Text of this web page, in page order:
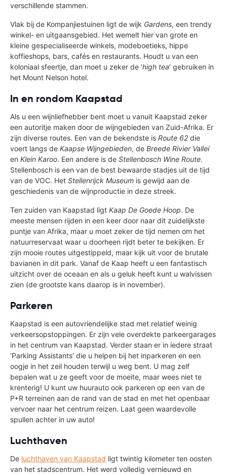
verschillende stammen.
Vlak bij de Kompanjiestuinen ligt de wijk Gardens, een trendy
winkel- en uitgaansgebied. Het wemelt hier van grote en
kleine gespecialiseerde winkels, modeboetieks, hippe
koffieshops, bars, cafés en restaurants. Houdt u van een
koloniaal sfeertje, dan moet u zeker de ‘high tea’ gebruiken in
het Mount Nelson hotel.
In en rondom Kaapstad
Als u een wijnliefhebber bent moet u vanuit Kaapstad zeker
een autoritje maken door de wijngebieden van Zuid-Afrika. Er
zijn diverse routes. Een van de bekendste is Route 62 die
voert langs de Kaapse Wijngebieden, de Breede Rivier Vallei
en Klein Karoo. Een andere is de Stellenbosch Wine Route.
Stellenbosch is een van de best bewaarde stadjes uit de tijd
van de VOC. Het Stellenrijck Museum is gewijd aan de
geschiedenis van de wijnproductie in deze streek.
Ten zuiden van Kaapstad ligt Kaap De Goede Hoop. De
meeste mensen rijden in een keer door naar dit zuidelijkste
puntje van Afrika, maar u moet zeker de tijd nemen om het
natuurreservaat waar u doorheen rijdt beter te bekijken. Er
zijn mooie routes uitgestippeld, maar kijk uit voor de brutale
bavianen in dit park. Vanaf de Kaap heeft u een fantastisch
uitzicht over de oceaan en als u geluk heeft kunt u walvissen
zien (de grootste kans daarop is in november).
Parkeren
Kaapstad is een autovriendelijke stad met relatief weinig
verkeersopstoppingen. Er zijn vele overdekte parkeergarages
in het centrum van Kaapstad. Verder staan er in iedere straat
‘Parking Assistants’ die u helpen bij het inparkeren en een
oogje in het zeil houden terwijl u weg bent. U mag zelf
bepalen wat u ze geeft voor de moeite, maar wees niet te
krenterig! U kunt uw huurauto ook parkeren op een van de
P+R terreinen aan de rand van de stad en met het openbaar
vervoer naar het centrum reizen. Laat geen waardevolle
spullen achter in uw auto!
Luchthaven
De luchthaven van Kaapstad ligt twintig kilometer ten oosten
van het stadscentrum. Het werd volledig vernieuwd en